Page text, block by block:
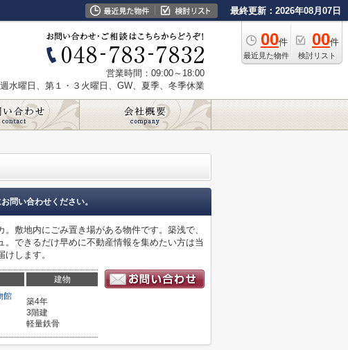
最終更新：2026年08月07日
00件
最近見た物件
00件
検討リスト
営業時間：09:00～18:00
水曜日、第１・３火曜日、GW、夏季、冬季休業
問い合わせください。
敷地内にごみ置き場がある物件です。築浅で、
できるだけ早めに不動産情報を集めたい方は当
します。
建物
館
築4年
3階建
軽量鉄骨